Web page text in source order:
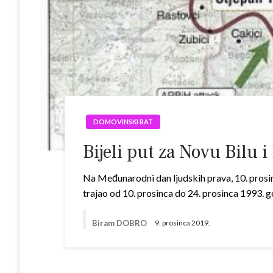
DOMOVINSKI RAT
Bijeli put za Novu Bilu i
Na Međunarodni dan ljudskih prava, 10.
trajao od 10. prosinca do 24. prosinca 1993.
Biram DOBRO 9. prosinca 2019.